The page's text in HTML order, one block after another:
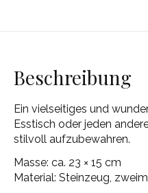
Beschreibung
Ein vielseitiges und
Esstisch oder jeden
stilvoll aufzubewahren.
Masse: ca. 23 × 15 cm
Material: Steinzeug,